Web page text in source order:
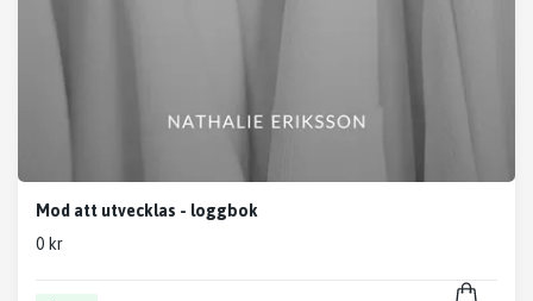
Mod att utvecklas - loggbok
0 kr